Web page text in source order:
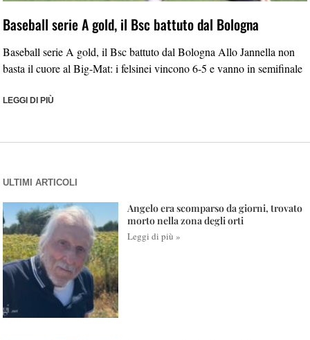
Baseball serie A gold, il Bsc battuto dal Bologna
Baseball serie A gold, il Bsc battuto dal Bologna Allo Jannella non
basta il cuore al Big-Mat: i felsinei vincono 6-5 e vanno in semifinale
LEGGI DI PIÙ
ULTIMI ARTICOLI
Angelo era scomparso da giorni, trovato
morto nella zona degli orti
Leggi di più »